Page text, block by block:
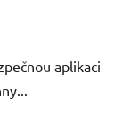
aplikaci